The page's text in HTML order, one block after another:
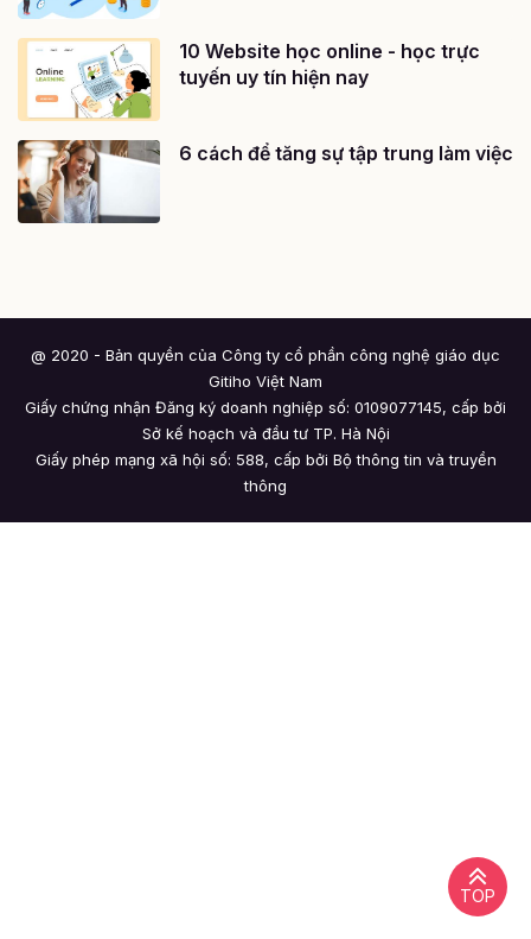
10 Website học online - học trực
tuyến uy tín hiện nay
6 cách để tăng sự tập trung làm việc
TOP
@ 2020 - Bản quyền của Công ty cổ phần công nghệ giáo dục
Gitiho Việt Nam
Giấy chứng nhận Đăng ký doanh nghiệp số: 0109077145, cấp bởi
Sở kế hoạch và đầu tư TP. Hà Nội
Giấy phép mạng xã hội số: 588, cấp bởi Bộ thông tin và truyền
thông